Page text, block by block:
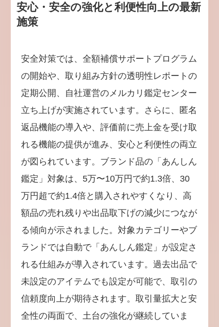
安心・安全の強化と利便性向上の最新
施策
安全対策では、全額補償サポートプログラム
の開始や、取り組み方針の透明性レポートの
定期公開、自社運営のメルカリ鑑定センター
立ち上げが実施されています。さらに、匿名
返品機能の導入や、評価前に売上金を受け取
れる機能の提供が進み、安心と利便性の両立
が図られています。ブランド品の「あんしん
鑑定」対象は、5万〜10万円で約1.3倍、30
万円超で約1.4倍と購入されやすくなり、高
額品の売れ残りや出品取下げの減少につなが
る傾向が示されました。対象カテゴリーやブ
ランドでは自動で「あんしん鑑定」が設定さ
れる仕組みが導入されています。過去出品で
未設定のアイテムでも設定が可能で、取引の
信頼度向上が期待されます。取引量拡大と安
全性の両面で、土台の強化が継続していま